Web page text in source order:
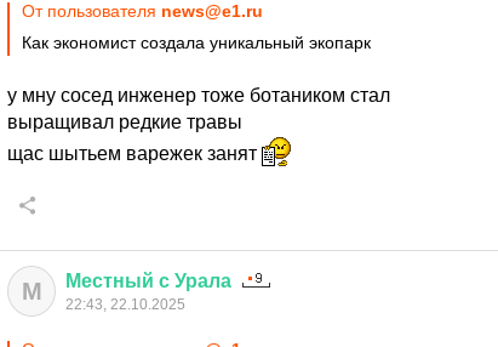
От пользователя news@e1.ru
Как экономист создала уникальный экопарк
у мну сосед инженер тоже ботаником стал
выращивал редкие травы
щас шытьем варежек занят
М Местный с Урала
22:43, 22.10.2025